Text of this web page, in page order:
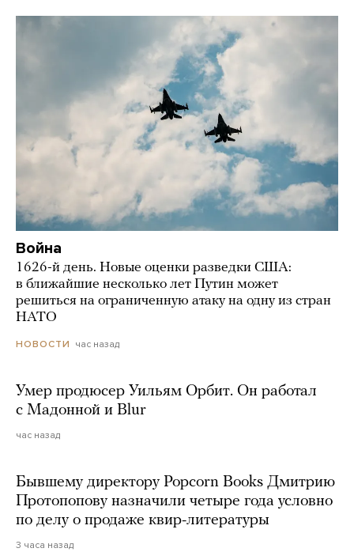
Война
1626-й день. Новые оценки разведки США:
в ближайшие несколько лет Путин может
решиться на ограниченную атаку на одну из стран
НАТО
НОВОСТИ час назад
Умер продюсер Уильям Орбит. Он работал
с Мадонной и Blur
час назад
Бывшему директору Popcorn Books Дмитрию
Протопопову назначили четыре года условно
по делу о продаже квир-литературы
3 часа назад